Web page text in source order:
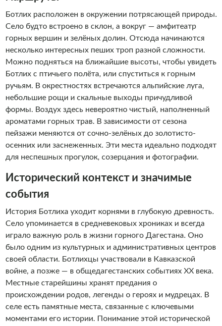
Ботлих расположен в окружении потрясающей природы.
Село будто встроено в склон, а вокруг — амфитеатр
горных вершин и зелёных долин. Отсюда начинаются
несколько интересных пеших троп разной сложности.
Можно подняться на ближайшие высоты, чтобы увидеть
Ботлих с птичьего полёта, или спуститься к горным
ручьям. В окрестностях встречаются альпийские луга,
небольшие рощи и скальные выходы причудливой
формы. Воздух здесь невероятно чистый, наполненный
ароматами горных трав. В зависимости от сезона
пейзажи меняются от сочно-зелёных до золотисто-
осенних или заснеженных. Эти места идеально подходят
для неспешных прогулок, созерцания и фотографии.
Исторический контекст и значимые
события
История Ботлиха уходит корнями в глубокую древность.
Село упоминается в средневековых хрониках и всегда
играло важную роль в жизни горного Дагестана. Оно
было одним из культурных и административных центров
своей области. Ботлихцы участвовали в Кавказской
войне, а позже — в общедагестанских событиях XX века.
Местные старейшины хранят предания о
происхождении родов, легенды о героях и мудрецах. В
селе есть памятные места, связанные с ключевыми
моментами его истории. Понимание этой исторической